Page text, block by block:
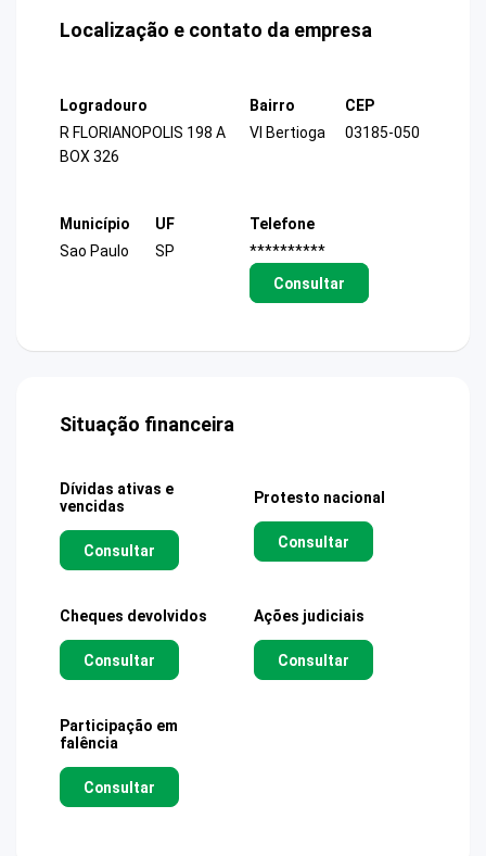
Localização e contato da empresa
Logradouro
R FLORIANOPOLIS 198 A
BOX 326
Bairro
Vl Bertioga
CEP
03185-050
Município
Sao Paulo
UF
SP
Telefone
**********
Consultar
Situação financeira
Dívidas ativas e
vencidas
Consultar
Protesto nacional
Consultar
Cheques devolvidos
Consultar
Ações judiciais
Consultar
Participação em
falência
Consultar